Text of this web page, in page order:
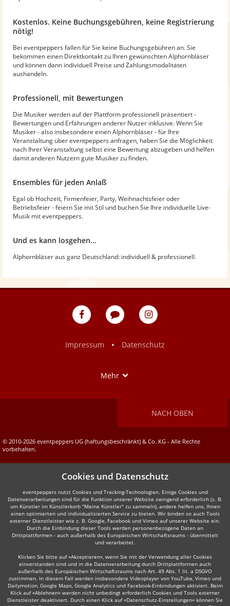
Kostenlos. Keine Buchungsgebühren, keine Registrierung
nötig!
Bei eventpeppers fallen für Sie keine Buchungsgebühren an. Sie
bekommen einen Direktkontakt zu Ihren gewünschten Alphornbläser
und können dann individuell Preise und Zahlungsmodalitäten
aushandeln.
Professionell, mit Bewertungen
Die Musiker werden auf der Plattform professionell präsentiert -
Bewertungen und Erfahrungen anderer Nutzer inklusive. Wenn Sie
Musiker - also insbesondere einen Alphornbläser - für Ihre
Veranstaltung über eventpeppers anfragen, haben Sie die Möglichkeit
nach Ihrer Veranstaltung selbst eine Bewertung abzugeben und helfen
damit anderen Nutzern gute Musiker zu finden.
Ensembles für jeden Anlaß
Egal ob Hochzeit, Firmenfeier, Party, Weihnachtsfeier oder
Betriebsfeier - feiern Sie mit Stil und buchen Sie Ihre individuelle Live-
Musik mit eventpeppers.
Und es kann losgehen...
Alphornbläser aus ganz Deutschland: individuell & professionell.
eventpeppers
Blog
eventpeppers
Impressum
• Datenschutz
Mehr
NACH OBEN
© 2010-2026 eventpeppers UG (haftungsbeschränkt) & Co. KG - Alle Rechte
vorbehalten.
Cookies und Datenschutz
eventpeppers nutzt Cookies und Tracking-Technologien. Einige Cookies und
Datenverarbeitungen sind für die Funktion unserer Website zwingend erforderlich (z. B.
um Künstler im Künstlerkorb "Meine Künstler" zu sammeln), andere helfen uns, Ihnen
einen optimierten und individualisierten Service zu bieten. Wir binden so auch Tools
externer Dienstleister wie z. B. Google, Facebook und Vimeo auf unserer Website ein.
Durch die Einbindung dieser Tools werden personenbezogene Daten an
Drittplattformen - auch außerhalb des Europäischen Wirtschaftsraums - übermittelt
und verarbeitet.
Klicken Sie bitte auf «Akzeptieren», wenn Sie mit der Verwendung aller Cookies
einverstanden sind und in die Datenverarbeitung durch Drittplattformen auch
außerhalb des Europäischen Wirtschaftsraums nach Art. 49 Abs. 1 lit. a DSGVO
zustimmen. In diesem Fall werden insbesondere Videoplayer von YouTube, Vimeo und
Dailymotion, Google Maps, Google Analytics und Facebook-Einbindungen aktiviert. Beim
Klick auf «Ablehnen» werden nicht unbedingt erforderlich Cookies und Tools externer
Dienstleister deaktiviert. Durch einen Klick auf «Datenschutz-Einstellungen» können Sie